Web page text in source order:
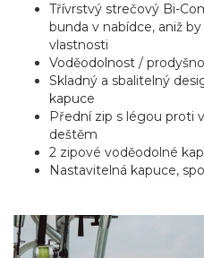
Třívrstvý strečový Bi-
bunda v nabídce, aniž
vlastnosti
Voděodolnost /
Skladný a sbalitelný
kapuce
Přední zip s légou proti
deštěm
2 zipové voděodolné
Nastavitelná kapuce,